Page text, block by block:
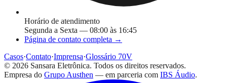
Horário de atendimento
Segunda a Sexta — 08:00 às 16:45
Página de contato completa →
Casos·Contato·Imprensa·Glossário 70V
© 2026 Sansara Eletrônica. Todos os direitos reservados.
Empresa do Grupo Austhen — em parceria com IBS Áudio.